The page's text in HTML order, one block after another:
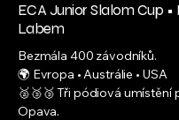
ECA Junior Slalom Cup •
Labem
Bezmála 400 závodníků.
🌍 Evropa • Austrálie • USA
🥈🥉🥉 Tři pódiová umístění
Opava.